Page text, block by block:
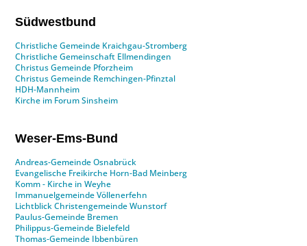
Südwestbund
Christliche Gemeinde Kraichgau-Stromberg
Christliche Gemeinschaft Ellmendingen
Christus Gemeinde Pforzheim
Christus Gemeinde Remchingen-Pfinztal
HDH-Mannheim
Kirche im Forum Sinsheim
Weser-Ems-Bund
Andreas-Gemeinde Osnabrück
Evangelische Freikirche Horn-Bad Meinberg
Komm - Kirche in Weyhe
Immanuelgemeinde Völlenerfehn
Lichtblick Christengemeinde Wunstorf
Paulus-Gemeinde Bremen
Philippus-Gemeinde Bielefeld
Thomas-Gemeinde Ibbenbüren